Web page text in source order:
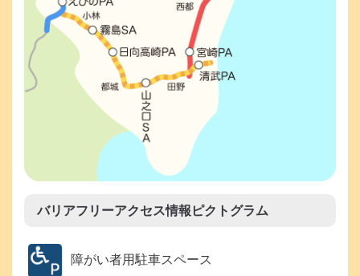
バリアフリーアクセス情報ピクトグラム
障がい者用駐車スペース